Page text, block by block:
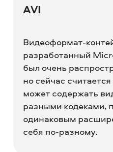
AVI
Видеоформат-
разработанный
был очень
но сейчас
может содержать
разными кодеками,
одинаковым
себя по-разному.